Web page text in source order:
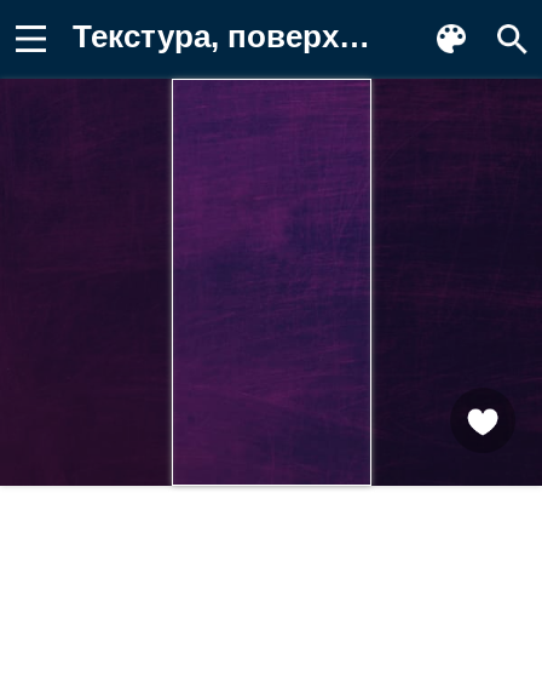
Текстура, поверхность, градиент Фотография